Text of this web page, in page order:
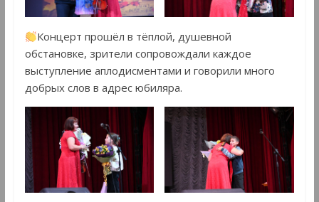
Концерт прошёл в тёплой, душевной
обстановке, зрители сопровождали каждое
выступление аплодисментами и говорили много
добрых слов в адрес юбиляра.